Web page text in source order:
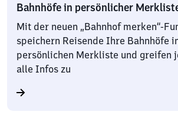
Bahnhöfe in persönlicher
Mit der neuen „Bahnhof merken“-
speichern Reisende Ihre Bahnhöfe
persönlichen Merkliste und greifen
alle Infos zu